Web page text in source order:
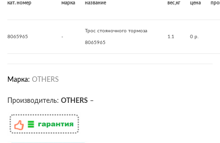
кат. номер марка название вес,кг цена
8065965 -
Трос стояночного тормоза
8065965
1.1 0 р.
Марка: OTHERS
Производитель: OTHERS –